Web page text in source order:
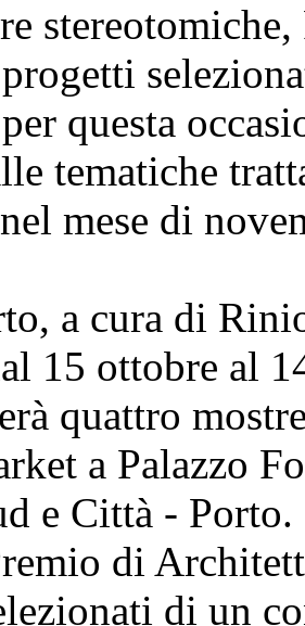
questa
tematiche
mese di
a cura di
15 ottobre al
quattro
a Palazzo
e Città -
di
di un